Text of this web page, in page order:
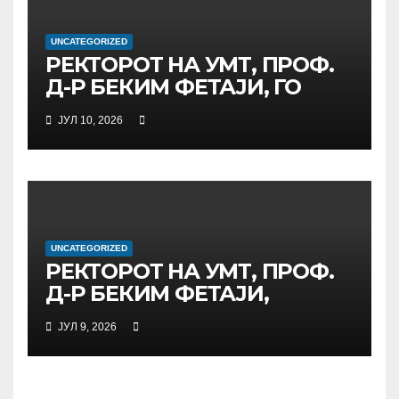
ОБРАЗОВАНИЕ И
ГЛОБАЛНО ГРАЃАНСТВО
UNCATEGORIZED
РЕКТОРОТ НА УМТ, ПРОФ.
Д-Р БЕКИМ ФЕТАЈИ, ГО
ПРЕЧЕКА НА ОФИЦИЈАЛНА
СРЕДБА ГЕНЕРАЛНИОТ
ДИРЕКТОР НА АД МЕПСО,
Д-Р БУРИМ ЛАТИФИ
ЈУЛ 10, 2026
UNCATEGORIZED
РЕКТОРОТ НА УМТ, ПРОФ.
Д-Р БЕКИМ ФЕТАЈИ,
ОДРЖА РАБОТНА СРЕДБА
СО ДИРЕКТОРОТ ОД
УНИВЕРЗИТЕТОТ SUBÜ ОД
ЈУЛ 9, 2026